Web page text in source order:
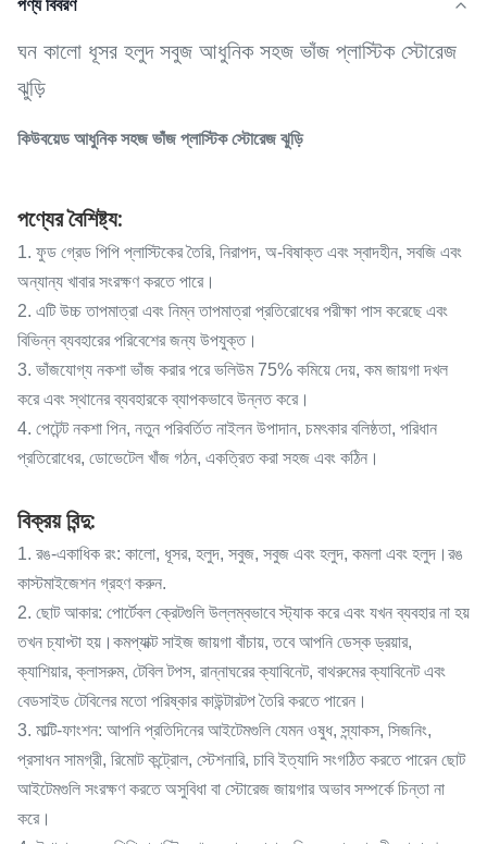
পণ্য বিবরণ
ঘন কালো ধূসর হলুদ সবুজ আধুনিক সহজ ভাঁজ প্লাস্টিক স্টোরেজ
ঝুড়ি
কিউবয়েড আধুনিক সহজ ভাঁজ প্লাস্টিক স্টোরেজ ঝুড়ি
পণ্যের বৈশিষ্ট্য:
1. ফুড গ্রেড পিপি প্লাস্টিকের তৈরি, নিরাপদ, অ-বিষাক্ত এবং স্বাদহীন, সবজি এবং
অন্যান্য খাবার সংরক্ষণ করতে পারে।
2. এটি উচ্চ তাপমাত্রা এবং নিম্ন তাপমাত্রা প্রতিরোধের পরীক্ষা পাস করেছে এবং
বিভিন্ন ব্যবহারের পরিবেশের জন্য উপযুক্ত।
3. ভাঁজযোগ্য নকশা ভাঁজ করার পরে ভলিউম 75% কমিয়ে দেয়, কম জায়গা দখল
করে এবং স্থানের ব্যবহারকে ব্যাপকভাবে উন্নত করে।
4. পেটেন্ট নকশা পিন, নতুন পরিবর্তিত নাইলন উপাদান, চমৎকার বলিষ্ঠতা, পরিধান
প্রতিরোধের, ডোভেটেল খাঁজ গঠন, একত্রিত করা সহজ এবং কঠিন।
বিক্রয় বিন্দু:
1. রঙ-একাধিক রং: কালো, ধূসর, হলুদ, সবুজ, সবুজ এবং হলুদ, কমলা এবং হলুদ।রঙ
কাস্টমাইজেশন গ্রহণ করুন.
2. ছোট আকার: পোর্টেবল ক্রেটগুলি উল্লম্বভাবে স্ট্যাক করে এবং যখন ব্যবহার না হয়
তখন চ্যাপ্টা হয়।কমপ্যাক্ট সাইজ জায়গা বাঁচায়, তবে আপনি ডেস্ক ড্রয়ার,
ক্যাশিয়ার, ক্লাসরুম, টেবিল টপস, রান্নাঘরের ক্যাবিনেট, বাথরুমের ক্যাবিনেট এবং
বেডসাইড টেবিলের মতো পরিষ্কার কাউন্টারটপ তৈরি করতে পারেন।
3. মাল্টি-ফাংশন: আপনি প্রতিদিনের আইটেমগুলি যেমন ওষুধ, স্ন্যাকস, সিজনিং,
প্রসাধন সামগ্রী, রিমোট কন্ট্রোল, স্টেশনারি, চাবি ইত্যাদি সংগঠিত করতে পারেন ছোট
আইটেমগুলি সংরক্ষণ করতে অসুবিধা বা স্টোরেজ জায়গার অভাব সম্পর্কে চিন্তা না
করে।